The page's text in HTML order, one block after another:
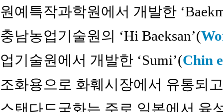
원예특작과학원에서 개발한
충남농업기술원의 ‘Hi Baeksan’(
업기술원에서 개발한 ‘Sumi’(Chin
조화용으로 화훼시장에서 유통되
스탠다드국화는 주로 일본에서 육